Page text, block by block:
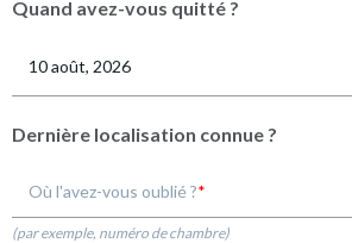
Quand avez-vous quitté ?
Dernière localisation connue ?
Où l'avez-vous oublié ?
(par exemple, numéro de chambre)